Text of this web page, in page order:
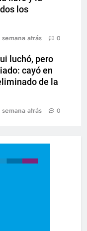
los
semana atrás 0
luchó, pero
cayó en
de la
semana atrás 0